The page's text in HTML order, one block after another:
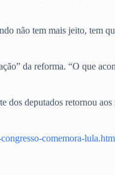
não tem mais jeito, tem
da reforma. “O que
deputados retornou
comemora-